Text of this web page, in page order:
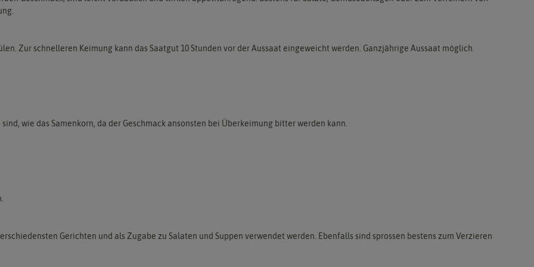
Zur schnelleren Keimung kann das Saatgut 10 Stunden vor der Aussaat eingeweicht werden. Ganzjährige Aussaat möglich.
wie das Samenkorn, da der Geschmack ansonsten bei Überkeimung bitter werden kann.
Gerichten und als Zugabe zu Salaten und Suppen verwendet werden. Ebenfalls sind sprossen bestens zum Verzieren